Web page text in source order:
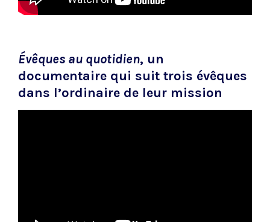
Évêques au quotidien, un
documentaire qui suit trois évêques
dans l’ordinaire de leur mission